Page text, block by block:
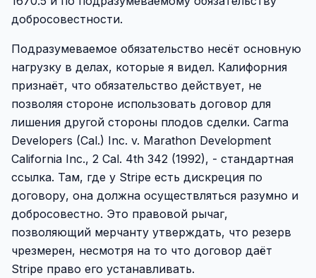
добросовестности.
Подразумеваемое обязательство несёт основную
нагрузку в делах, которые я видел. Калифорния
признаёт, что обязательство действует, не
позволяя стороне использовать договор для
лишения другой стороны плодов сделки. Carma
Developers (Cal.) Inc. v. Marathon Development
California Inc., 2 Cal. 4th 342 (1992), - стандартная
ссылка. Там, где у Stripe есть дискреция по
договору, она должна осуществляться разумно и
добросовестно. Это правовой рычаг,
позволяющий мерчанту утверждать, что резерв
чрезмерен, несмотря на то что договор даёт
Stripe право его устанавливать.